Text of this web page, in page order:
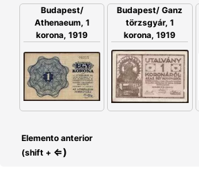
Budapest/
Athenaeum, 1
korona, 1919
Budapest/ Ganz
törzsgyár, 1
korona, 1919
Elemento anterior
(shift + ⇐)